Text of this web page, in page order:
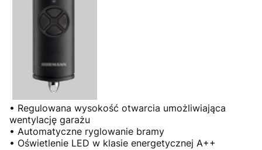
• Regulowana wysokość otwarcia umożliwiająca
wentylację garażu
• Automatyczne ryglowanie bramy
• Oświetlenie LED w klasie energetycznej A++